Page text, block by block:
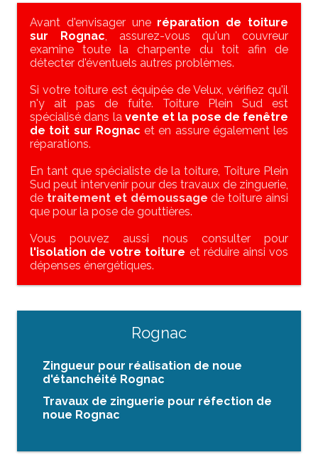
Avant d'envisager une réparation de toiture
sur Rognac, assurez-vous qu'un couvreur
examine toute la charpente du toit afin de
détecter d'éventuels autres problèmes.
Si votre toiture est équipée de Velux, vérifiez qu'il
n'y ait pas de fuite. Toiture Plein Sud est
spécialisé dans la vente et la pose de fenêtre
de toit sur Rognac et en assure également les
réparations.
En tant que spécialiste de la toiture, Toiture Plein
Sud peut intervenir pour des travaux de zinguerie,
de traitement et démoussage de toiture ainsi
que pour la pose de gouttières.
Vous pouvez aussi nous consulter pour
l'isolation de votre toiture et réduire ainsi vos
dépenses énergétiques.
Rognac
Zingueur pour réalisation de noue
d'étanchéité Rognac
Travaux de zinguerie pour réfection de
noue Rognac